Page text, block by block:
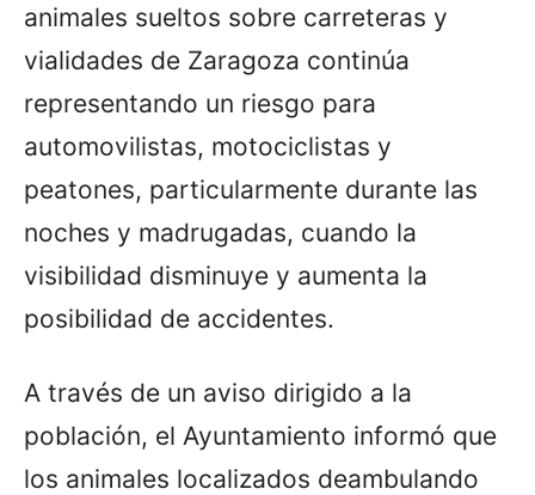
animales sueltos sobre carreteras y
vialidades de Zaragoza continúa
representando un riesgo para
automovilistas, motociclistas y
peatones, particularmente durante las
noches y madrugadas, cuando la
visibilidad disminuye y aumenta la
posibilidad de accidentes.
A través de un aviso dirigido a la
población, el Ayuntamiento informó que
los animales localizados deambulando